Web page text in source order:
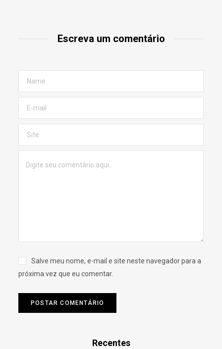
Escreva um comentário
Salve meu nome, e-mail e site neste navegador para a
próxima vez que eu comentar.
Recentes